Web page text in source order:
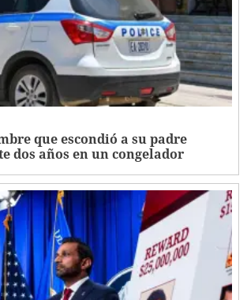
que escondió a su padre
dos años en un congelador